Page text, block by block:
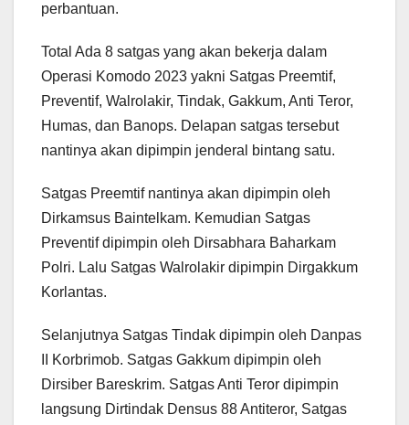
perbantuan.
Total Ada 8 satgas yang akan bekerja dalam
Operasi Komodo 2023 yakni Satgas Preemtif,
Preventif, Walrolakir, Tindak, Gakkum, Anti Teror,
Humas, dan Banops. Delapan satgas tersebut
nantinya akan dipimpin jenderal bintang satu.
Satgas Preemtif nantinya akan dipimpin oleh
Dirkamsus Baintelkam. Kemudian Satgas
Preventif dipimpin oleh Dirsabhara Baharkam
Polri. Lalu Satgas Walrolakir dipimpin Dirgakkum
Korlantas.
Selanjutnya Satgas Tindak dipimpin oleh Danpas
II Korbrimob. Satgas Gakkum dipimpin oleh
Dirsiber Bareskrim. Satgas Anti Teror dipimpin
langsung Dirtindak Densus 88 Antiteror, Satgas